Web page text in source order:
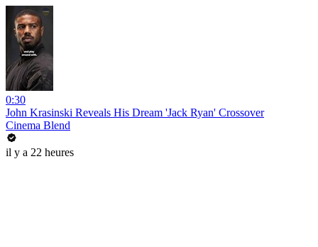
0:30
John Krasinski Reveals His Dream 'Jack Ryan' Crossover
Cinema Blend
il y a 22 heures